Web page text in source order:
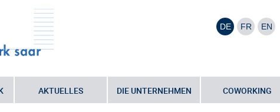
DE FR EN
AKTUELLES DIE UNTERNEHMEN COWORKING
Unternehmen • New Technology Innovations (Neotechnology LLC)